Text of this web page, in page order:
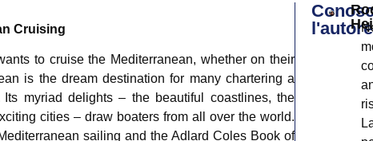
Cruising
to cruise the Mediterranean, whether on their
is the dream destination for many chartering a
myriad delights – the beautiful coastlines, the
cities – draw boaters from all over the world.
sailing and the Adlard Coles Book of
l'autore